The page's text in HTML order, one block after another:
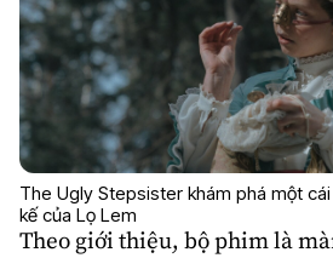
The Ugly Stepsister khám phá một
kế của Lọ Lem
Theo giới thiệu, bộ phim là